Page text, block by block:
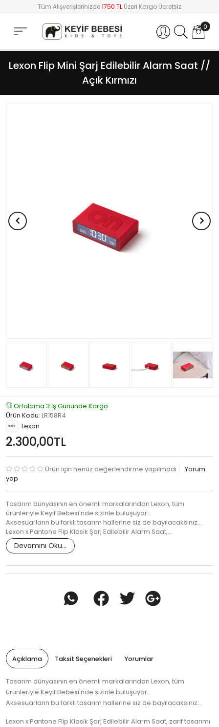
Tüm Alışverişlerinizde1750 TL Üzeri Kargo Ücretsiz
Hesabım 0
Lexon Flip Mini Şarj Edilebilir Alarm Saat //
Açık Kırmızı
Ortalama 3 İş Gününde Kargo
Ürün Kodu: LR158R4
Lexon
2.300,00TL
Ürün için henüz değerlendirme yapılmadı
Yorum
yap
Tasarım dünyasının en önemli markalarından Lexon, tüm
ürünleriyle Keyif Bebesi'nde sizinle buluşuyor...
Aksesuarların bu farklı tasarım hallerine siz de bayılacaksınız...
Lexon x Pantone Flip Klasik Şarj Edilebilir Alarm Saat,…
Devamını Oku...
Açıklama Taksit Seçenekleri Yorumlar
Tasarım dünyasının en önemli markalarından Lexon, tüm
ürünleriyle Keyif Bebesi'nde sizinle buluşuyor...
Aksesuarların bu farklı tasarım hallerine siz de bayılacaksınız...
Lexon x Pantone Flip Klasik Şarj Edilebilir Alarm Saat, zarif tasarımı